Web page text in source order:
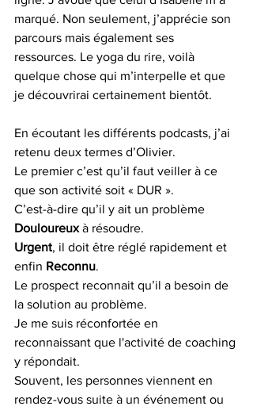
marqué. Non seulement, j’apprécie son
parcours mais également ses
ressources. Le yoga du rire, voilà
quelque chose qui m’interpelle et que
je découvrirai certainement bientôt.
En écoutant les différents podcasts, j’ai
retenu deux termes d’Olivier.
Le premier c’est qu’il faut veiller à ce
que son activité soit « DUR ».
C’est-à-dire qu’il y ait un problème
Douloureux à résoudre.
Urgent, il doit être réglé rapidement et
enfin Reconnu.
Le prospect reconnait qu’il a besoin de
la solution au problème.
Je me suis réconfortée en
reconnaissant que l'activité de coaching
y répondait.
Souvent, les personnes viennent en
rendez-vous suite à un événement ou